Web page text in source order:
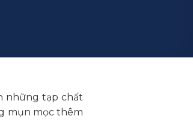
những tạp chất
mụn mọc thêm